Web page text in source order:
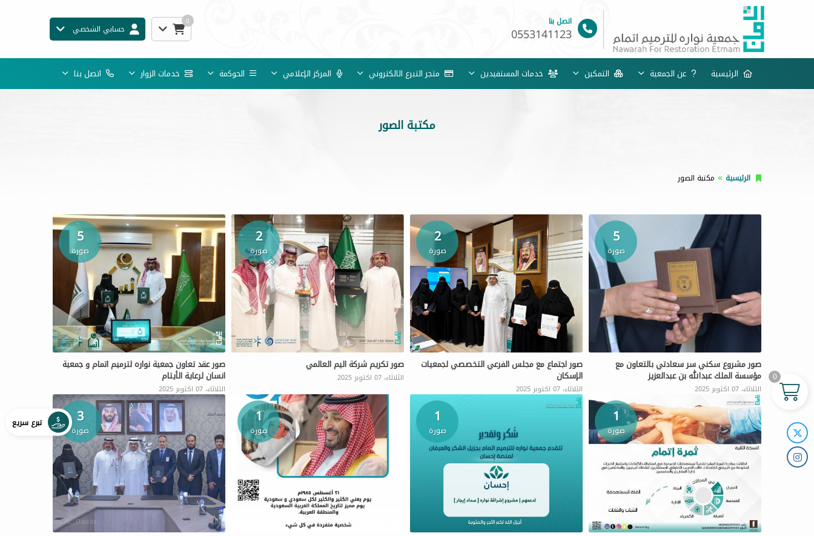
اتصل بنا
0553141123
0
حسابي الشخصي
الرئيسية عن الجمعية التمكين خدمات المستفيدين متجر التبرع الالكتروني المركز الإعلامي الحوكمة خدمات الزوار اتصل بنا
مكتبة الصور
الرئيسية مكتبة الصور
5
صورة
صور مشروع سكني سر سعادتي بالتعاون مع
مؤسسة الملك عبدالله بن عبدالعزيز
الثلاثاء، 07 اكتوبر 2025
2
صورة
صور اجتماع مع مجلس الفرعي التخصصي لجمعيات
الإسكان
الثلاثاء، 07 اكتوبر 2025
2
صورة
صور تكريم شركة اليم العالمي
الثلاثاء، 07 اكتوبر 2025
5
صورة
صور عقد تعاون جمعية نواره لترميم اتمام و جمعية
انسان لرعاية الأيتام
الثلاثاء، 07 اكتوبر 2025
1
صورة
1
صورة
1
صورة
3
صورة
تبرع سريع
0